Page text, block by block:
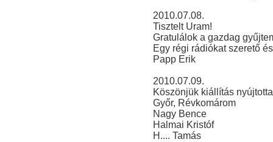
2010.07.08.
Tisztelt Uram!
Gratulálok a gazdag
Egy régi rádiókat szerető
Papp Erik
2010.07.09.
Köszönjük kiállítás
Győr, Révkomárom
Nagy Bence
Halmai Kristóf
H.... Tamás